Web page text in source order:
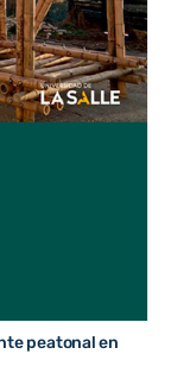
peatonal en